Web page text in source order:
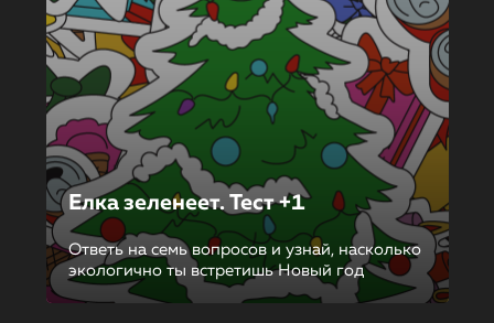
Елка зеленеет. Тест +1
Ответь на семь вопросов и узнай, насколько
экологично ты встретишь Новый год